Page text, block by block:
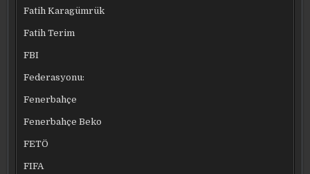
Fatih Karagümrük
Fatih Terim
FBI
Federasyonu:
Fenerbahçe
Fenerbahçe Beko
FETÖ
FIFA